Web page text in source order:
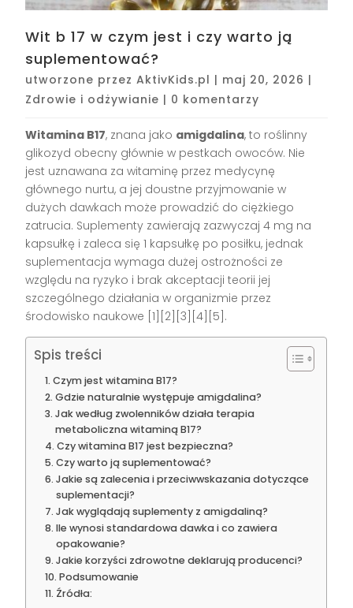
Wit b 17 w czym jest i czy warto ją
suplementować?
utworzone przezAktivKids.pl | maj 20, 2026 |
Zdrowie i odżywianie | 0 komentarzy
Witamina B17, znana jako amigdalina, to roślinny
glikozyd obecny głównie w pestkach owoców. Nie
jest uznawana za witaminę przez medycynę
głównego nurtu, a jej doustne przyjmowanie w
dużych dawkach może prowadzić do ciężkiego
zatrucia. Suplementy zawierają zazwyczaj 4 mg na
kapsułkę i zaleca się 1 kapsułkę po posiłku, jednak
suplementacja wymaga dużej ostrożności ze
względu na ryzyko i brak akceptacji teorii jej
szczególnego działania w organizmie przez
środowisko naukowe [1][2][3][4][5].
Spis treści
Czym jest witamina B17?
Gdzie naturalnie występuje amigdalina?
Jak według zwolenników działa terapia
metaboliczna witaminą B17?
Czy witamina B17 jest bezpieczna?
Czy warto ją suplementować?
Jakie są zalecenia i przeciwwskazania dotyczące
suplementacji?
Jak wyglądają suplementy z amigdaliną?
Ile wynosi standardowa dawka i co zawiera
opakowanie?
Jakie korzyści zdrowotne deklarują producenci?
Podsumowanie
Źródła: